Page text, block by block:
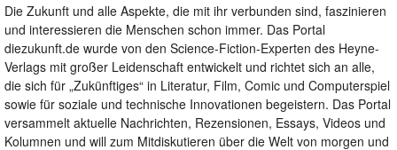
Die Zukunft und alle Aspekte, die mit ihr verbunden sind, faszinieren
und interessieren die Menschen schon immer. Das Portal
diezukunft.de wurde von den Science-Fiction-Experten des Heyne-
Verlags mit großer Leidenschaft entwickelt und richtet sich an alle,
die sich für „Zukünftiges“ in Literatur, Film, Comic und Computerspiel
sowie für soziale und technische Innovationen begeistern. Das Portal
versammelt aktuelle Nachrichten, Rezensionen, Essays, Videos und
Kolumnen und will zum Mitdiskutieren über die Welt von morgen und